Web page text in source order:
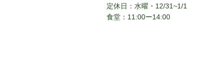
定休日：水曜・12/31~1/1
食堂：11:00ー14:00